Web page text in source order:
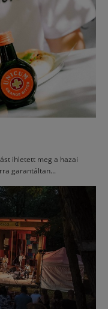
ihletett meg a hazai
garantáltan...